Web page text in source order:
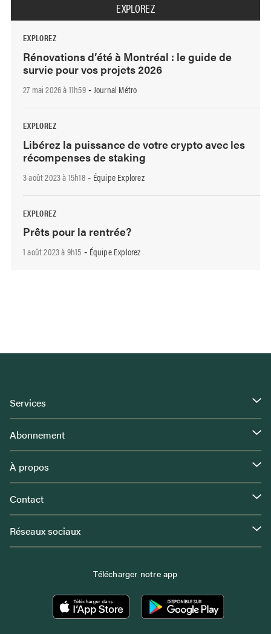
EXPLOREZ
EXPLOREZ
Rénovations d’été à Montréal : le guide de
survie pour vos projets 2026
27 mai 2026 à 11h59- Journal Métro
EXPLOREZ
Libérez la puissance de votre crypto avec les
récompenses de staking
3 août 2023 à 15h18- Équipe Explorez
EXPLOREZ
Prêts pour la rentrée?
1 août 2023 à 9h15 - Équipe Explorez
Services
Abonnement
À propos
Contact
Réseaux sociaux
Télécharger notre app